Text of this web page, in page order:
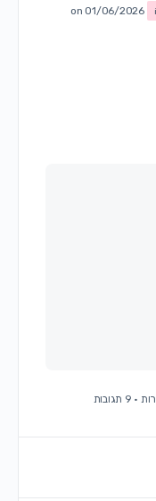
on 01/06/2026
· 9 תגובות